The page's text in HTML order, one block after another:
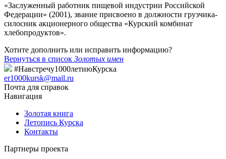
«Заслуженный работник пищевой индустрии Российской
Федерации» (2001), звание присвоено в должности грузчика-
силосник акционерного общества «Курский комбинат
хлебопродуктов».
Хотите дополнить или исправить информацию?
Вернуться в список Золотых имен
#Навстречу1000летиюКурска
er1000kursk@mail.ru
Почта для справок
Навигация
Золотая книга
Летопись Курска
Контакты
Партнеры проекта